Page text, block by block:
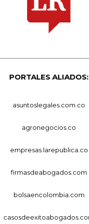
PORTALES ALIADOS:
asuntoslegales.com.co
agronegocios.co
empresas.larepublica.co
firmasdeabogados.com
bolsaencolombia.com